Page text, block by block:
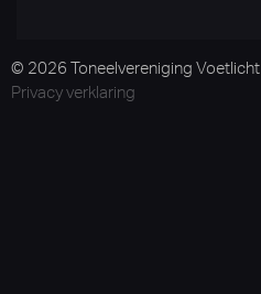
© 2026 Toneelvereniging Voetlicht
Privacy verklaring